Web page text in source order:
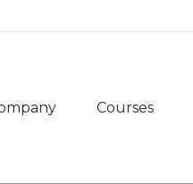
Courses
Courses